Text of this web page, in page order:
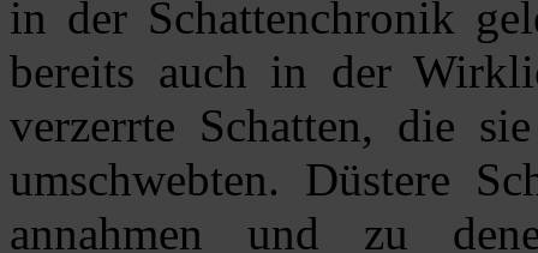
in der Schattenchronik
bereits auch in der
verzerrte Schatten, die
umschwebten. Düstere
annahmen und zu